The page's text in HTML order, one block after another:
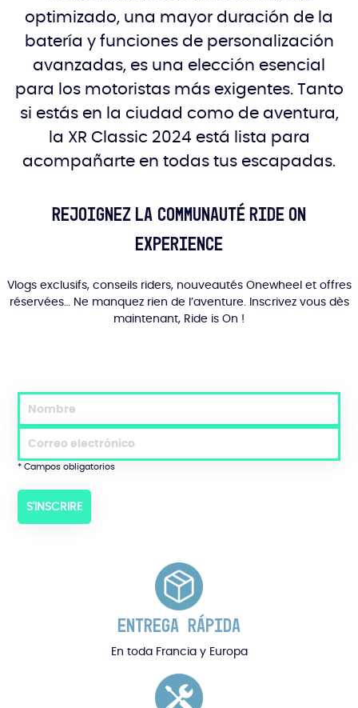
optimizado, una mayor duración de la
batería y funciones de personalización
avanzadas, es una elección esencial
para los motoristas más exigentes. Tanto
si estás en la ciudad como de aventura,
la XR Classic 2024 está lista para
acompañarte en todas tus escapadas.
Rejoignez la communauté Ride On
Experience
Vlogs exclusifs, conseils riders, nouveautés Onewheel et offres
réservées… Ne manquez rien de l’aventure. Inscrivez vous dès
maintenant, Ride is On !
* Campos obligatorios
ENTREGA RÁPIDA
En toda Francia y Europa